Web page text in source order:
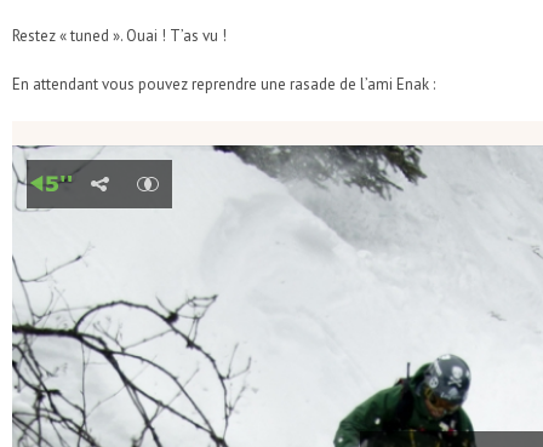
Restez « tuned ». Ouai ! T’as vu !
En attendant vous pouvez reprendre une rasade de l’ami Enak :